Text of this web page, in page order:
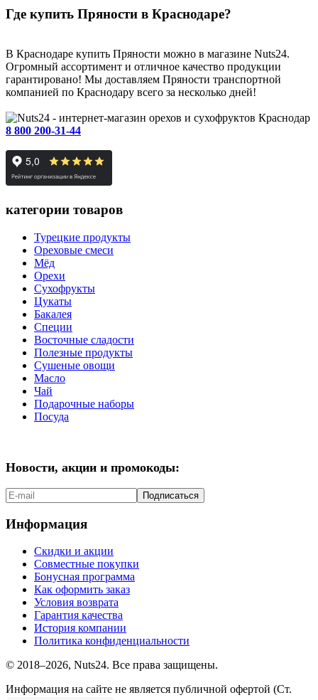
Где купить Пряности в Краснодаре?
В Краснодаре купить Пряности можно в магазине Nuts24.
Огромный ассортимент и отличное качество продукции
гарантировано! Мы доставляем Пряности транспортной
компанией по Краснодару всего за несколько дней!
Краснодар
8 800 200-31-44
категории товаров
Турецкие продукты
Ореховые смеси
Мёд
Орехи
Сухофрукты
Цукаты
Бакалея
Специи
Восточные сладости
Полезные продукты
Сушеные овощи
Масло
Чай
Подарочные наборы
Посуда
Новости, акции и промокоды:
Подписаться
Информация
Скидки и акции
Совместные покупки
Бонусная программа
Как оформить заказ
Условия возврата
Гарантия качества
История компании
Политика конфиденциальности
© 2018–2026, Nuts24. Все права защищены.
Информация на сайте не является публичной офертой (Ст.